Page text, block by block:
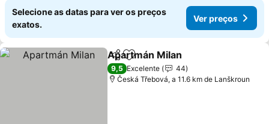
Selecione as datas para ver os preços
exatos.
Ver preços
PartilharAdicionar aos favoritos
Apartmán Milan
9,5 Excelente
44
Česká Třebová, a 11.6 km de Lanškroun